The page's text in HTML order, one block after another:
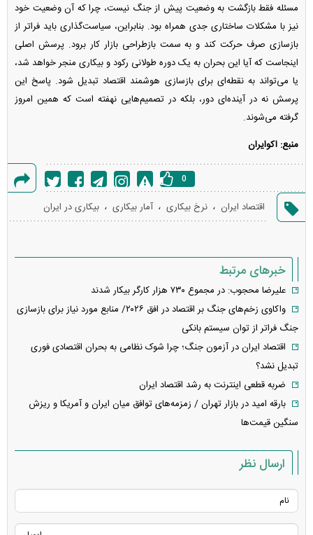
مسئله فقط بازگشت به وضعیت پیش از جنگ نیست، چرا که آن وضعیت خود
نیز با مشکلات ساختاری جدی همراه بود. بنابراین، سیاست‌گذاری باید فراتر از
بازسازی صرف حرکت کند و به سمت بازطراحی بازار کار برود. پرسش اصلی
اینجاست که آیا این بحران به یک دوره طولانی رکود و بیکاری منجر خواهد شد،
یا می‌تواند به نقطه‌ای برای بازسازی هوشمند اقتصاد تبدیل شود. پاسخ این
پرسش نه در آینده‌ای دور، بلکه در تصمیم‌هایی نهفته است که همین امروز
گرفته می‌شوند.
منبع: اکوایران
گزارش
خطا
0
اقتصاد ایران ، نرخ بیکاری ، آمار بیکاری ، بیکاری در ایران
خبرهای مرتبط
علیرضا محجوب: در مجموع ۷۳۰ هزار کارگر بیکار شدند
واکاوی زخم‌های جنگ بر اقتصاد در افق ۲۰۲۶/ منابع مورد نیاز برای بازسازی
جنگ فراتر از توان سیستم بانکی
اقتصاد ایران در آزمون جنگ؛ چرا شوک نظامی به بحران اقتصادی فوری
تبدیل نشد؟
ضربه قطعی اینترنت به رشد اقتصاد ایران
بارقه امید در بازار تهران / زمزمه‌های توافق میان ایران و آمریکا و ریزش
سنگین قیمت‌ها
ارسال نظر